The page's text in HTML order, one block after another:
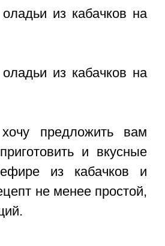
предложить вам
и вкусные
из кабачков и
не менее простой,